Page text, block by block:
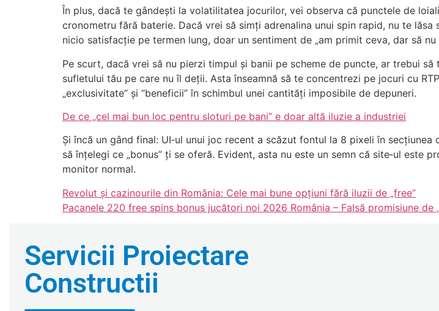
În plus, dacă te gândești la volatilitatea jocurilor, vei observa că punctele de
cronometru fără baterie. Dacă vrei să simți adrenalina unui spin rapid, nu te
nicio satisfacție pe termen lung, doar un sentiment de „am primit ceva, dar să
Pe scurt, dacă vrei să nu pierzi timpul și banii pe scheme de puncte, ar trebui
sufletului tău pe care nu îl deții. Asta înseamnă să te concentrezi pe jocuri cu
„exclusivitate” și “beneficii” în schimbul unei cantități imposibile de depuneri.
De ce „cel mai bun loc pentru sloturi pe bani” e doar altă iluzie a industriei
Și încă un gând final: UI‑ul unui joc recent a scăzut fontul la 8 pixeli în
să înțelegi ce „bonus” ți se oferă. Evident, asta nu este un semn că site‑ul
monitor normal.
Revolut și cazinourile din România: Cele mai bune opţiuni fără iluzii de „free”
Pacanele 220 free spins bonus jucători noi 2026 România – Falsă promisiune de
Servicii Proiectare
Constructii